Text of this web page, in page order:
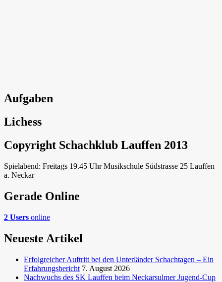
Aufgaben
Lichess
Copyright Schachklub Lauffen 2013
Spielabend: Freitags 19.45 Uhr Musikschule Südstrasse 25 Lauffen
a. Neckar
Gerade Online
2 Users online
Neueste Artikel
Erfolgreicher Auftritt bei den Unterländer Schachtagen – Ein
Erfahrungsbericht 7. August 2026
Nachwuchs des SK Lauffen beim Neckarsulmer Jugend-Cup